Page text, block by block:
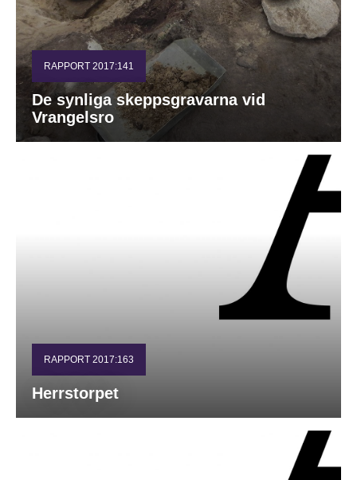
RAPPORT 2017:141
De synliga skeppsgravarna vid
Vrangelsro
RAPPORT 2017:163
Herrstorpet